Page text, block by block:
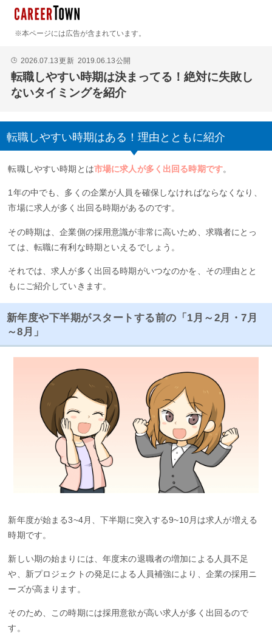
※本ページには広告が含まれています。
🕒 2026.07.13更新 2019.06.13公開
転職しやすい時期は決まってる！絶対に失敗し
ないタイミングを紹介
転職しやすい時期はある！理由とともに紹介
転職しやすい時期とは市場に求人が多く出回る時期です。
1年の中でも、多くの企業が人員を確保しなければならなくなり、
市場に求人が多く出回る時期があるのです。
その時期は、企業側の採用意識が非常に高いため、求職者にとっ
ては、転職に有利な時期といえるでしょう。
それでは、求人が多く出回る時期がいつなのかを、その理由とと
もにご紹介していきます。
新年度や下半期がスタートする前の「1月～2月・7月
～8月」
新年度が始まる3~4月、下半期に突入する9~10月は求人が増える
時期です。
新しい期の始まりには、年度末の退職者の増加による人員不足
や、新プロジェクトの発足による人員補強により、企業の採用ニ
ーズが高まります。
そのため、この時期には採用意欲が高い求人が多く出回るので
す。